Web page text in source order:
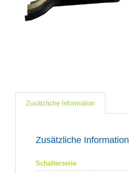
Zusätzliche Information
Zusätzliche Information
Schalterserie